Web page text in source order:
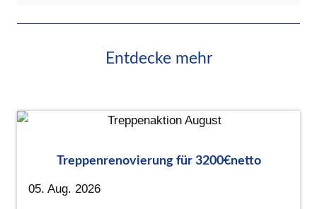
Entdecke mehr
Treppenrenovierung für 3200€netto
05. Aug. 2026